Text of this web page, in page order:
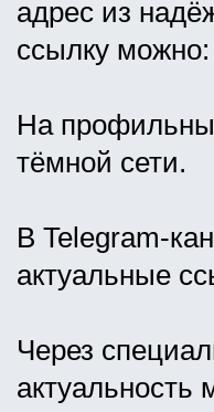
адрес из
ссылку можно:
На
тёмной сети.
В Telegram-
актуальные
Через
актуальность